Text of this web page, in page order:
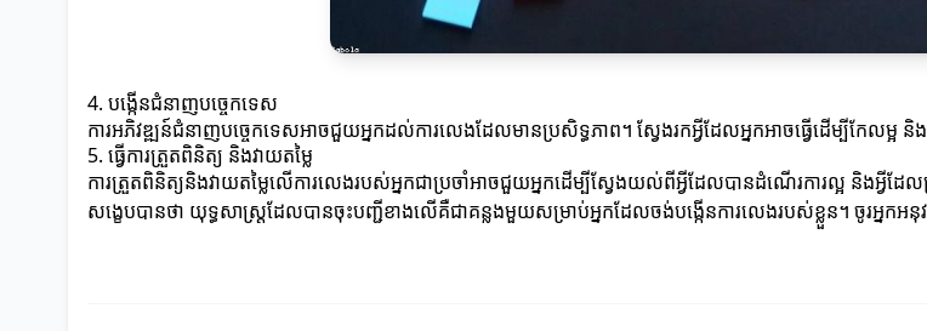
4. បង្កើនជំនាញបច្ចេកទេស
ការអភិវឌ្ឍន៍ជំនាញបច្ចេកទេសអាចជួយអ្នកដល់ការលេងដែលមានប្រសិទ្ធភាព។ ស្វែងរកអ្វីដែលអ្នកអាចធ្វើដើម្បីកែលម្អ
5. ធ្វើការត្រួតពិនិត្យ និងវាយតម្លៃ
ការត្រួតពិនិត្យនិងវាយតម្លៃលើការលេងរបស់អ្នកជាប្រចាំអាចជួយអ្នកដើម្បីស្វែងយល់ពីអ្វីដែលបានដំណើរការល្អ និងអ្វីដែល
សង្ខេបបានថា យុទ្ធសាស្ត្រដែលបានចុះបញ្ជីខាងលើគឺជាគន្លងមួយសម្រាប់អ្នកដែលចង់បង្កើនការលេងរបស់ខ្លួន។ ចូរអ្ន